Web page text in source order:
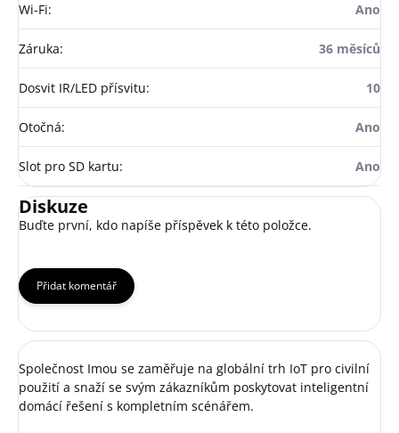
Wi-Fi: Ano
Záruka: 36 měsíců
Dosvit IR/LED přísvitu: 10
Otočná: Ano
Slot pro SD kartu: Ano
Diskuze
Buďte první, kdo napíše příspěvek k této položce.
Přidat komentář
Společnost Imou se zaměřuje na globální trh IoT pro civilní
použití a snaží se svým zákazníkům poskytovat inteligentní
domácí řešení s kompletním scénářem.